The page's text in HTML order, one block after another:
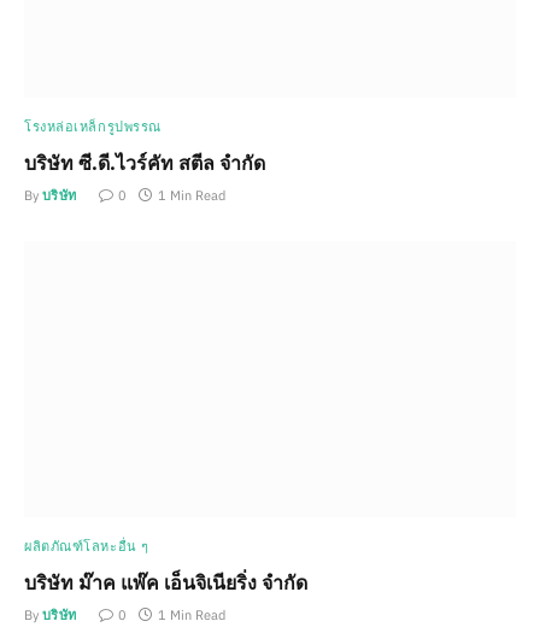
โรงหล่อเหล็กรูปพรรณ
บริษัท ซี.ดี.ไวร์คัท สตีล จำกัด
By บริษัท 0 1 Min Read
ผลิตภัณฑ์โลหะอื่น ๆ
บริษัท ม๊าค แพ๊ค เอ็นจิเนียริ่ง จำกัด
By บริษัท 0 1 Min Read